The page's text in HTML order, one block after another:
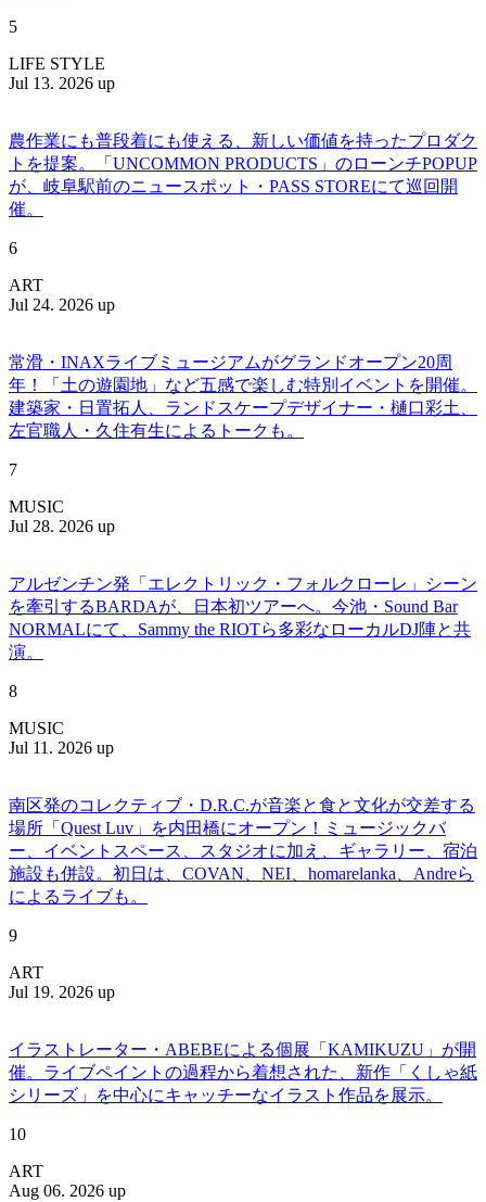
5
LIFE STYLE
Jul 13. 2026 up
農作業にも普段着にも使える、新しい価値を持ったプロダク
トを提案。「UNCOMMON PRODUCTS」のローンチPOPUP
が、岐阜駅前のニュースポット・PASS STOREにて巡回開
催。
6
ART
Jul 24. 2026 up
常滑・INAXライブミュージアムがグランドオープン20周
年！「土の遊園地」など五感で楽しむ特別イベントを開催。
建築家・日置拓人、ランドスケープデザイナー・樋口彩土、
左官職人・久住有生によるトークも。
7
MUSIC
Jul 28. 2026 up
アルゼンチン発「エレクトリック・フォルクローレ」シーン
を牽引するBARDAが、日本初ツアーへ。今池・Sound Bar
NORMALにて、Sammy the RIOTら多彩なローカルDJ陣と共
演。
8
MUSIC
Jul 11. 2026 up
南区発のコレクティブ・D.R.C.が⾳楽と⾷と⽂化が交差する
場所「Quest Luv」を内田橋にオープン！ミュージックバ
ー、イベントスペース、スタジオに加え、ギャラリー、宿泊
施設も併設。初日は、COVAN、NEI、homarelanka、Andreら
によるライブも。
9
ART
Jul 19. 2026 up
イラストレーター・ABEBEによる個展「KAMIKUZU」が開
催。ライブペイントの過程から着想された、新作「くしゃ紙
シリーズ」を中心にキャッチーなイラスト作品を展示。
10
ART
Aug 06. 2026 up